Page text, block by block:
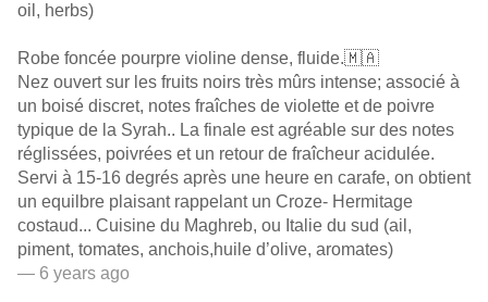
oil, herbs)
Robe foncée pourpre violine dense, fluide.🇲🇦
Nez ouvert sur les fruits noirs très mûrs intense; associé à
un boisé discret, notes fraîches de violette et de poivre
typique de la Syrah.. La finale est agréable sur des notes
réglissées, poivrées et un retour de fraîcheur acidulée.
Servi à 15-16 degrés après une heure en carafe, on obtient
un equilbre plaisant rappelant un Croze- Hermitage
costaud... Cuisine du Maghreb, ou Italie du sud (ail,
piment, tomates, anchois,huile d’olive, aromates)
— 6 years ago